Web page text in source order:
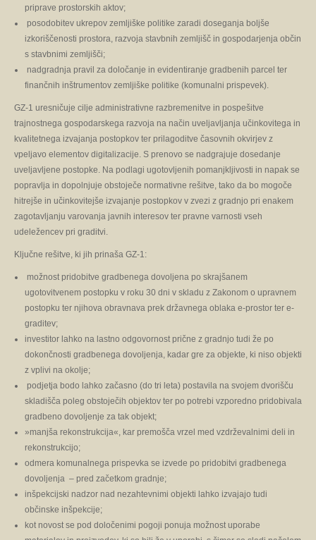
priprave prostorskih aktov;
posodobitev ukrepov zemljiške politike zaradi doseganja boljše
izkoriščenosti prostora, razvoja stavbnih zemljišč in gospodarjenja občin
s stavbnimi zemljišči;
nadgradnja pravil za določanje in evidentiranje gradbenih parcel ter
finančnih inštrumentov zemljiške politike (komunalni prispevek).
GZ-1 uresničuje cilje administrativne razbremenitve in pospešitve
trajnostnega gospodarskega razvoja na način uveljavljanja učinkovitega in
kvalitetnega izvajanja postopkov ter prilagoditve časovnih okvirjev z
vpeljavo elementov digitalizacije. S prenovo se nadgrajuje dosedanje
uveljavljene postopke. Na podlagi ugotovljenih pomanjkljivosti in napak se
popravlja in dopolnjuje obstoječe normativne rešitve, tako da bo mogoče
hitrejše in učinkovitejše izvajanje postopkov v zvezi z gradnjo pri enakem
zagotavljanju varovanja javnih interesov ter pravne varnosti vseh
udeležencev pri graditvi.
Ključne rešitve, ki jih prinaša GZ-1:
možnost pridobitve gradbenega dovoljena po skrajšanem
ugotovitvenem postopku v roku 30 dni v skladu z Zakonom o upravnem
postopku ter njihova obravnava prek državnega oblaka e-prostor ter e-
graditev;
investitor lahko na lastno odgovornost prične z gradnjo tudi že po
dokončnosti gradbenega dovoljenja, kadar gre za objekte, ki niso objekti
z vplivi na okolje;
podjetja bodo lahko začasno (do tri leta) postavila na svojem dvorišču
skladišča poleg obstoječih objektov ter po potrebi vzporedno pridobivala
gradbeno dovoljenje za tak objekt;
»manjša rekonstrukcija«, kar premošča vrzel med vzdrževalnimi deli in
rekonstrukcijo;
odmera komunalnega prispevka se izvede po pridobitvi gradbenega
dovoljenja – pred začetkom gradnje;
inšpekcijski nadzor nad nezahtevnimi objekti lahko izvajajo tudi
občinske inšpekcije;
kot novost se pod določenimi pogoji ponuja možnost uporabe